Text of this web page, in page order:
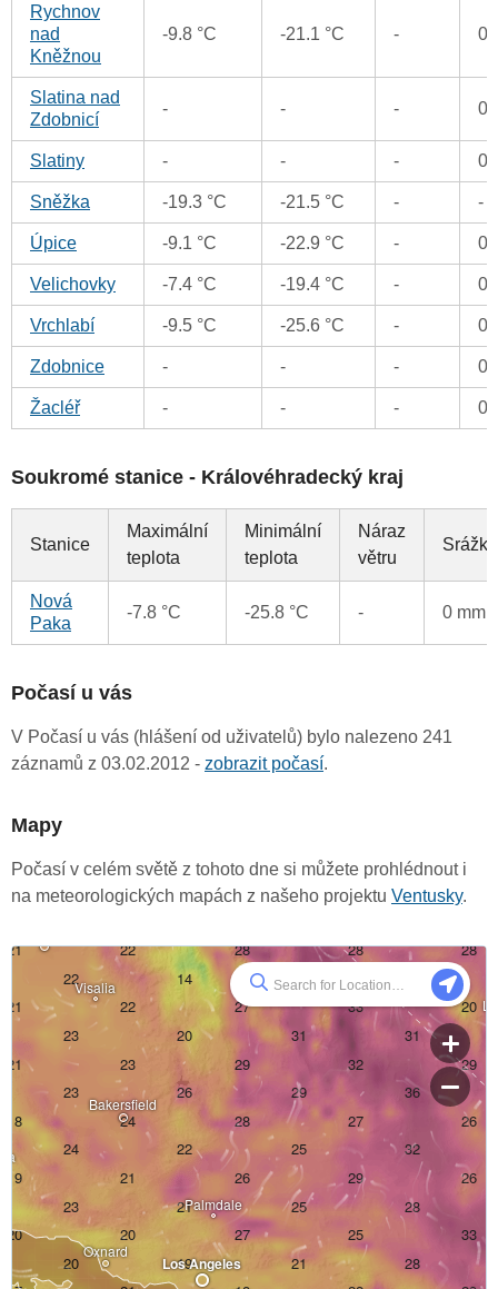
Rychnov
nad
Kněžnou
-9.8 °C -21.1 °C - 0
Slatina nad
Zdobnicí
- - - 0
Slatiny - - - 0
Sněžka -19.3 °C -21.5 °C - -
Úpice -9.1 °C -22.9 °C - 0
Velichovky -7.4 °C -19.4 °C - 0
Vrchlabí -9.5 °C -25.6 °C - 0
Zdobnice - - - 0
Žacléř - - - 0
Soukromé stanice - Královéhradecký kraj
Stanice
Maximální
teplota
Minimální
teplota
Náraz
větru
Srážky
Nová
Paka
-7.8 °C -25.8 °C - 0 mm
Počasí u vás
V Počasí u vás (hlášení od uživatelů) bylo nalezeno 241
záznamů z 03.02.2012 - zobrazit počasí.
Mapy
Počasí v celém světě z tohoto dne si můžete prohlédnout i
na meteorologických mapách z našeho projektu Ventusky.